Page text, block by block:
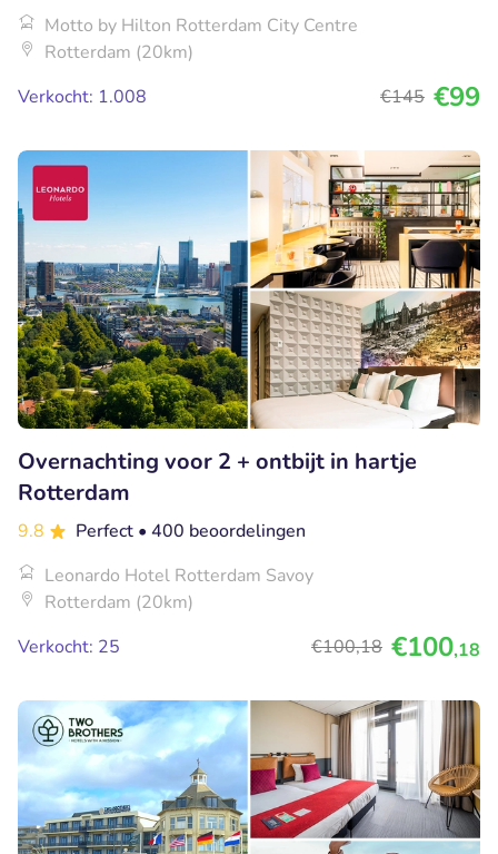
Motto by Hilton Rotterdam City Centre
Rotterdam (20km)
Verkocht: 1.008
€145 €99
Overnachting voor 2 + ontbijt in hartje
Rotterdam
9.8 Perfect • 400 beoordelingen
Leonardo Hotel Rotterdam Savoy
Rotterdam (20km)
Verkocht: 25
€100,18 €100,18